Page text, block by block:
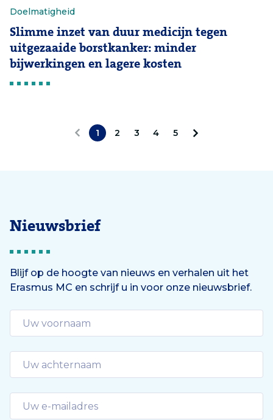
Doelmatigheid
Slimme inzet van duur medicijn tegen
uitgezaaide borstkanker: minder
bijwerkingen en lagere kosten
1 2 3 4
5
n
d
Nieuwsbrief
Blijf op de hoogte van nieuws en verhalen uit het
Erasmus MC en schrijf u in voor onze nieuwsbrief.